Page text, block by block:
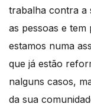
trabalha contra a
as pessoas e
estamos numa
que já estão
nalguns casos,
da sua